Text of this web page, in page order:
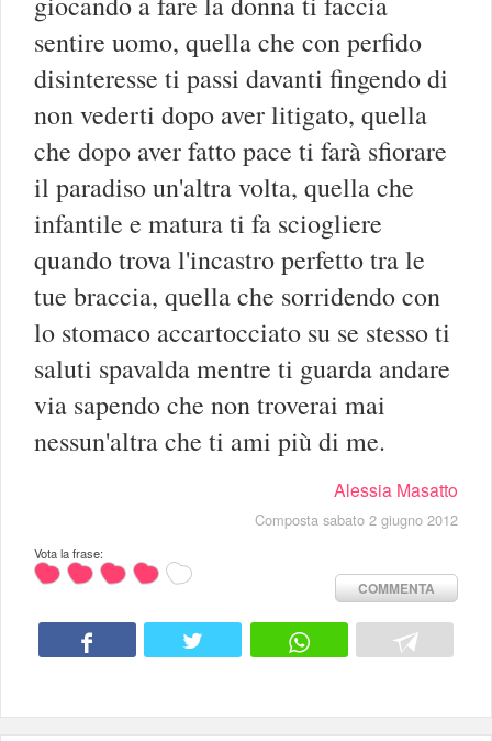
sentire uomo, quella che con perfido
disinteresse ti passi davanti fingendo di
non vederti dopo aver litigato, quella
che dopo aver fatto pace ti farà sfiorare
il paradiso un'altra volta, quella che
infantile e matura ti fa sciogliere
quando trova l'incastro perfetto tra le
tue braccia, quella che sorridendo con
lo stomaco accartocciato su se stesso ti
saluti spavalda mentre ti guarda andare
via sapendo che non troverai mai
nessun'altra che ti ami più di me.
Alessia Masatto
Composta sabato 2 giugno 2012
Vota la frase:
COMMENTA